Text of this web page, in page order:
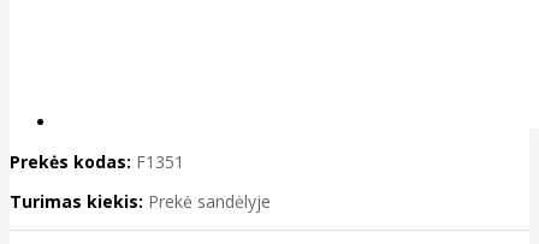
Prekės kodas: F1351
Turimas kiekis: Prekė sandėlyje